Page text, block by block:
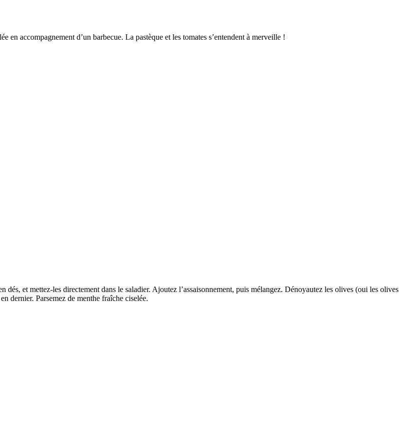
en accompagnement d’un barbecue. La pastèque et les tomates s’entendent à merveille !
dés, et mettez-les directement dans le saladier. Ajoutez l’assaisonnement, puis mélangez. Dénoyautez les olives (oui les olives
dernier. Parsemez de menthe fraîche ciselée.